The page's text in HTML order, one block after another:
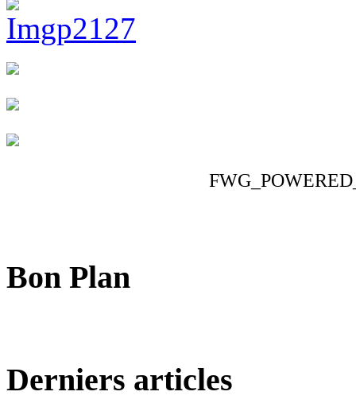
Bon Plan
Derniers articles